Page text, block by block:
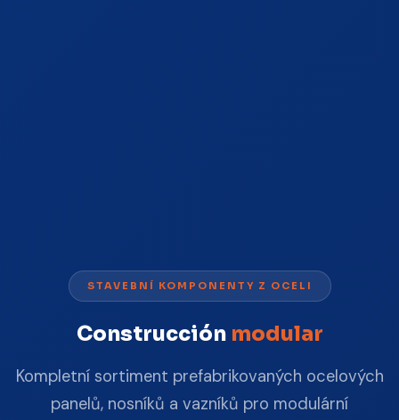
STAVEBNÍ KOMPONENTY Z OCELI
Construcción modular
Kompletní sortiment prefabrikovaných ocelových
panelů, nosníků a vazníků pro modulární